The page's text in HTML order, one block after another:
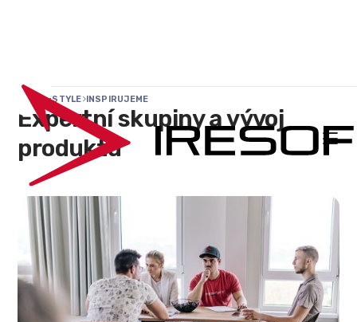

IRELIFESTYLE INSPIRUJEME
Expertní skupiny a vývoj
produktu